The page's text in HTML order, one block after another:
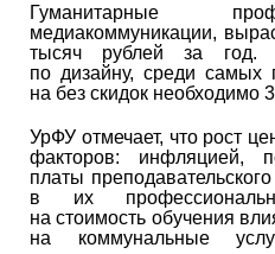
Гуманитарные
медиакоммуникации,
тысяч рублей за год.
по дизайну, среди самых
на без скидок необходимо
УрФУ отмечает, что рост
факторов: инфляцией,
платы
в их
на стоимость обучения
на коммунальные